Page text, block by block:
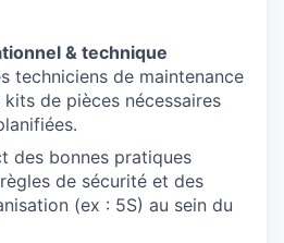
& technique
techniciens de maintenance
de pièces nécessaires
des bonnes pratiques
de sécurité et des
(ex : 5S) au sein du